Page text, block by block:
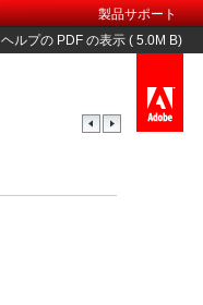
ヘルプの PDF の表示 ( 5.0M B)
製品サポート